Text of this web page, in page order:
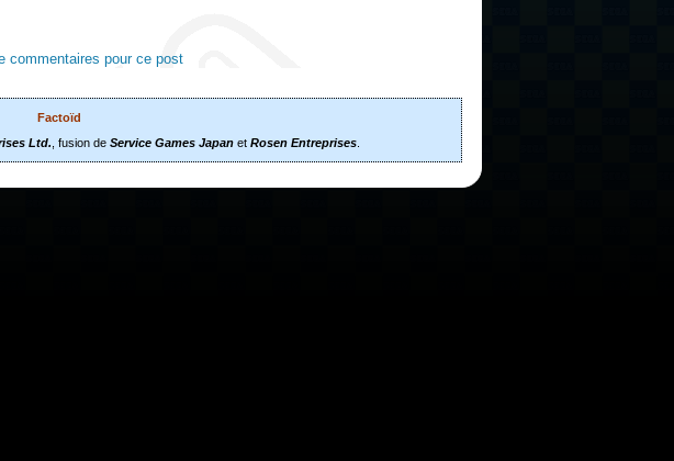
commentaires pour ce post
Factoïd
Ltd. , fusion de Service Games Japanet Rosen Entreprises.